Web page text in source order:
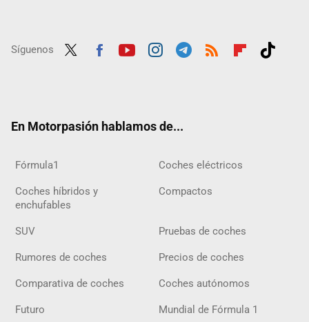
Síguenos
En Motorpasión hablamos de...
Fórmula1 Coches eléctricos
Coches híbridos y
enchufables
Compactos
SUV Pruebas de coches
Rumores de coches Precios de coches
Comparativa de coches Coches autónomos
Futuro Mundial de Fórmula 1